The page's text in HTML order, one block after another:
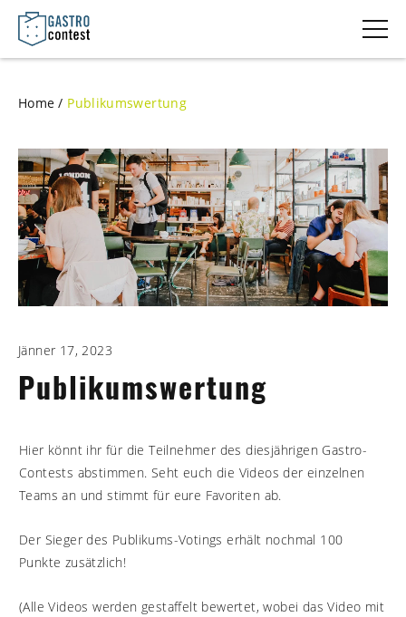
Home Publikumswertung
Publikumswertung
Jänner 17, 2023
Hier könnt ihr für die Teilnehmer des diesjährigen Gastro-
Contests abstimmen. Seht euch die Videos der einzelnen
Teams an und stimmt für eure Favoriten ab.
Der Sieger des Publikums-Votings erhält nochmal 100
Punkte zusätzlich!
(Alle Videos werden gestaffelt bewertet, wobei das Video mit